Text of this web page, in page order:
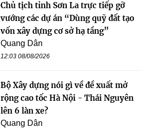
Chủ tịch tỉnh Sơn La trực tiếp gỡ
vướng các dự án “Dùng quỹ đất tạo
vốn xây dựng cơ sở hạ tầng”
Quang Dân
12:03 08/08/2026
Bộ Xây dựng nói gì về đề xuất mở
rộng cao tốc Hà Nội - Thái Nguyên
lên 6 làn xe?
Quang Dân